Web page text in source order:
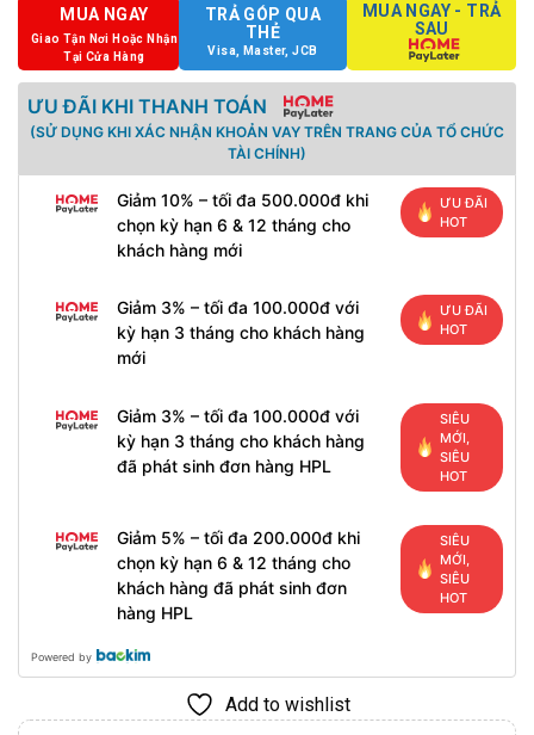
MUA NGAY
Giao Tận Nơi Hoặc Nhận
Tại Cửa Hàng
TRẢ GÓP QUA
THẺ
Visa, Master, JCB
MUA NGAY - TRẢ
SAU
ƯU ĐÃI KHI THANH TOÁN
(SỬ DỤNG KHI XÁC NHẬN KHOẢN VAY TRÊN TRANG CỦA TỔ CHỨC
TÀI CHÍNH)
Giảm 10% – tối đa 500.000đ khi
chọn kỳ hạn 6 & 12 tháng cho
khách hàng mới
ƯU ĐÃI
HOT
Giảm 3% – tối đa 100.000đ với
kỳ hạn 3 tháng cho khách hàng
mới
ƯU ĐÃI
HOT
Giảm 3% – tối đa 100.000đ với
kỳ hạn 3 tháng cho khách hàng
đã phát sinh đơn hàng HPL
SIÊU
MỚI,
SIÊU
HOT
Giảm 5% – tối đa 200.000đ khi
chọn kỳ hạn 6 & 12 tháng cho
khách hàng đã phát sinh đơn
hàng HPL
SIÊU
MỚI,
SIÊU
HOT
Powered by
Add to wishlist